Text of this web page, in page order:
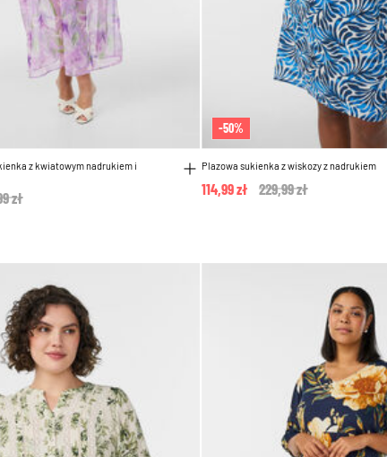
z kwiatowym nadrukiem i
from
zł
-50%
Plazowa sukienka z wiskozy z nadrukiem
Price reduced from
229,99 zł
114,99 zł